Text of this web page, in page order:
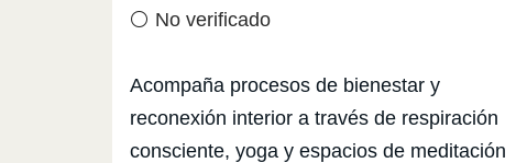
⚪ No verificado
Acompaña procesos de bienestar y
reconexión interior a través de respiración
consciente, yoga y espacios de meditación